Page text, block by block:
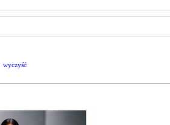
wyczyść